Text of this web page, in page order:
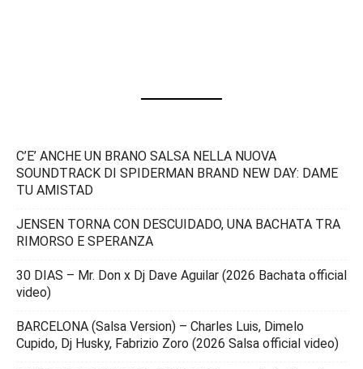
C’E’ ANCHE UN BRANO SALSA NELLA NUOVA
SOUNDTRACK DI SPIDERMAN BRAND NEW DAY: DAME
TU AMISTAD
JENSEN TORNA CON DESCUIDADO, UNA BACHATA TRA
RIMORSO E SPERANZA
30 DIAS – Mr. Don x Dj Dave Aguilar (2026 Bachata official
video)
BARCELONA (Salsa Version) – Charles Luis, Dimelo
Cupido, Dj Husky, Fabrizio Zoro (2026 Salsa official video)